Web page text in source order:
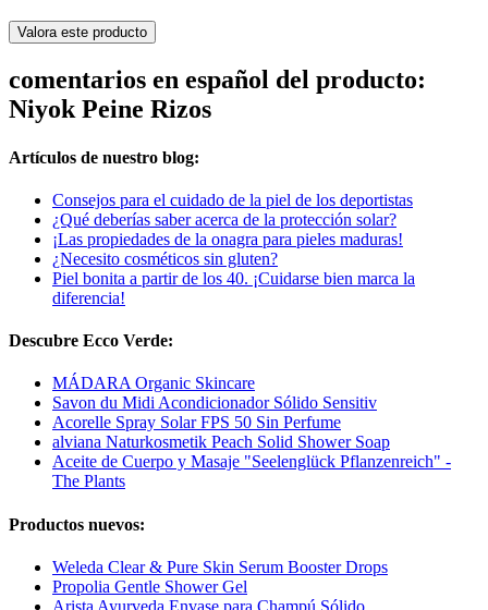
Valora este producto
comentarios en español del producto:
Niyok Peine Rizos
Artículos de nuestro blog:
Consejos para el cuidado de la piel de los deportistas
¿Qué deberías saber acerca de la protección solar?
¡Las propiedades de la onagra para pieles maduras!
¿Necesito cosméticos sin gluten?
Piel bonita a partir de los 40. ¡Cuidarse bien marca la
diferencia!
Descubre Ecco Verde:
MÁDARA Organic Skincare
Savon du Midi Acondicionador Sólido Sensitiv
Acorelle Spray Solar FPS 50 Sin Perfume
alviana Naturkosmetik Peach Solid Shower Soap
Aceite de Cuerpo y Masaje "Seelenglück Pflanzenreich" -
The Plants
Productos nuevos:
Weleda Clear & Pure Skin Serum Booster Drops
Propolia Gentle Shower Gel
Arista Ayurveda Envase para Champú Sólido